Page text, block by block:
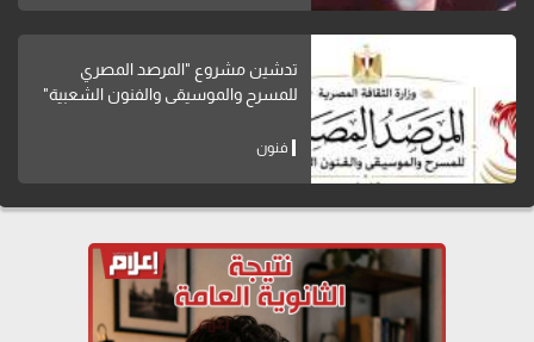
تدشين مشروع "المرصد المصري
للمسرح والموسيقى والفنون الشعبية"
فنون